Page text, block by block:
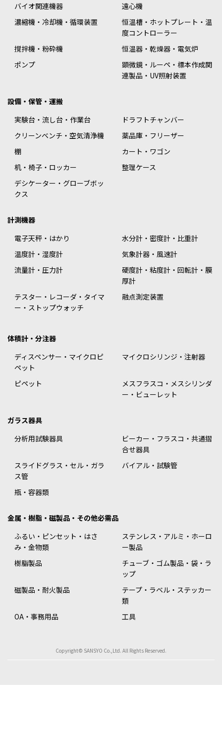
バイオ関連機器
遠心機
濃縮機・冷却機・循環装置
恒温槽・ホットプレート・温
度コントローラー
撹拌機・粉砕機
恒温器・乾燥器・電気炉
ポンプ
顕微鏡・ルーペ・標本作成関
連製品・UV照射装置
設備・保管・運搬
実験台・流し台・作業台
ドラフトチャンバー
クリーンベンチ・空気清浄機
薬品庫・フリーザー
棚
カート・ワゴン
机・椅子・ロッカー
整理ケース
デシケーター・グローブボッ
クス
計測機器
電子天秤・はかり
水分計・密度計・比重計
温度計・湿度計
気象計器・風速計
流量計・圧力計
硬度計・粘度計・回転計・膜
厚計
テスター・レコーダ・タイマ
ー・ストップウォッチ
融点測定装置
体積計・分注器
ディスペンサー・マイクロピ
ペット
マイクロシリンジ・注射器
ピペット
メスフラスコ・メスシリンダ
ー・ビューレット
ガラス器具
分析用試験器具
ビーカー・フラスコ・共通摺
合せ器具
スライドグラス・セル・ガラ
ス管
バイアル・試験管
瓶・容器類
金属・樹脂・磁製品・その他必需品
ふるい・ピンセット・はさ
み・金物類
ステンレス・アルミ・ホーロ
ー製品
樹脂製品
チューブ・ゴム製品・袋・ラ
ップ
磁製品・耐火製品
テープ・ラベル・ステッカー
類
OA・事務用品
工具
Copyright© SANSYO Co.,Ltd. All Rights Reserved.